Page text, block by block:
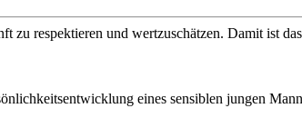
respektieren und wertzuschätzen. Damit ist
eines sensiblen jungen